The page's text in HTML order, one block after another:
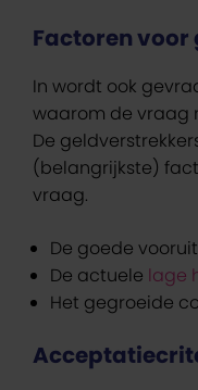
Factoren voor
In wordt ook
waarom de vraag
De
(belangrijkste)
vraag.
De goede
De actuele lage
Het gegroeide